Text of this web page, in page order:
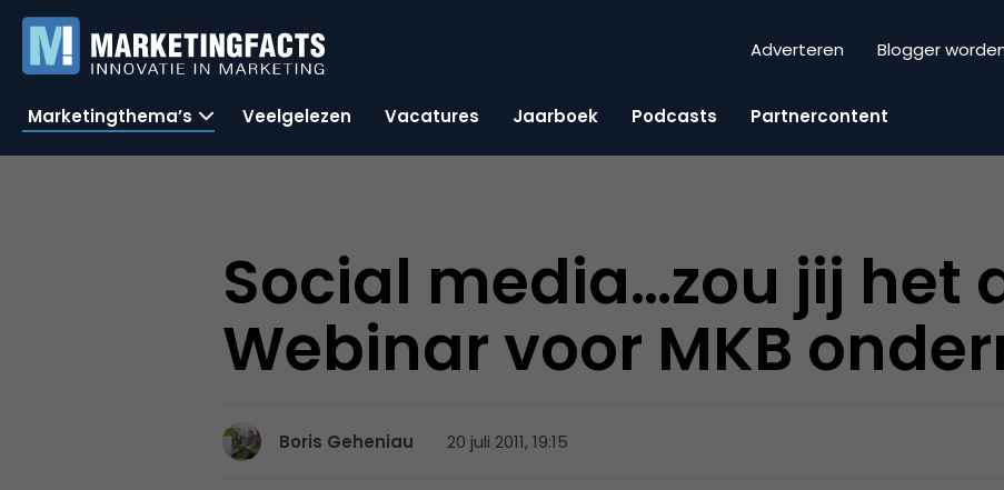
Adverteren Blogger
Marketingthema’s Veelgelezen Vacatures Jaarboek Podcasts Partnercontent
Social media…zou jij het
Webinar voor MKB
Boris Geheniau 20 juli 2011, 19:15